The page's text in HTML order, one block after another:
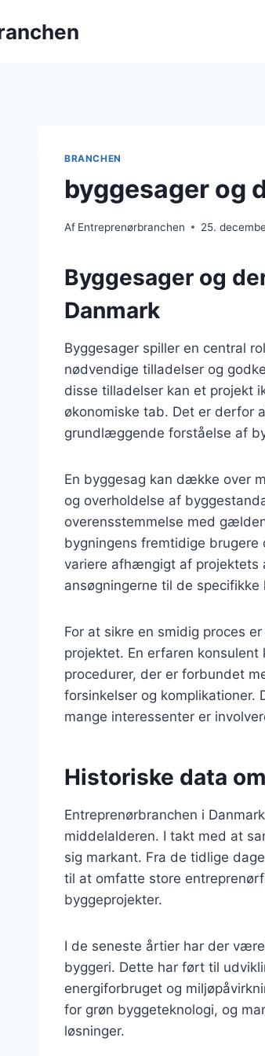
BRANCHEN
byggesager og
Af Entreprenørbranchen 25.
Byggesager og
Danmark
Byggesager spiller en central
nødvendige tilladelser og
disse tilladelser kan et projekt
økonomiske tab. Det er derfor
grundlæggende forståelse af
En byggesag kan dække over
og overholdelse af
overensstemmelse med
bygningens fremtidige
variere afhængigt af projektets
ansøgningerne til de specifikke
For at sikre en smidig proces
projektet. En erfaren
procedurer, der er forbundet
forsinkelser og
mange interessenter er
Historiske data
Entreprenørbranchen i
middelalderen. I takt med at
sig markant. Fra de tidlige
til at omfatte store
byggeprojekter.
I de seneste årtier har der
byggeri. Dette har ført til
energiforbruget og
for grøn byggeteknologi, og
løsninger.